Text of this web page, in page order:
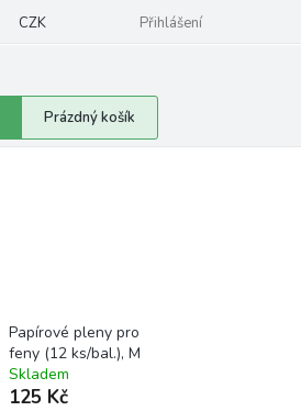
CZK Přihlášení
Nákupní
košík
Prázdný košík
Papírové pleny pro
feny (12 ks/bal.), M
Skladem
125 Kč